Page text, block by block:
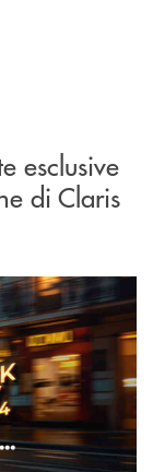
esclusive
di Claris